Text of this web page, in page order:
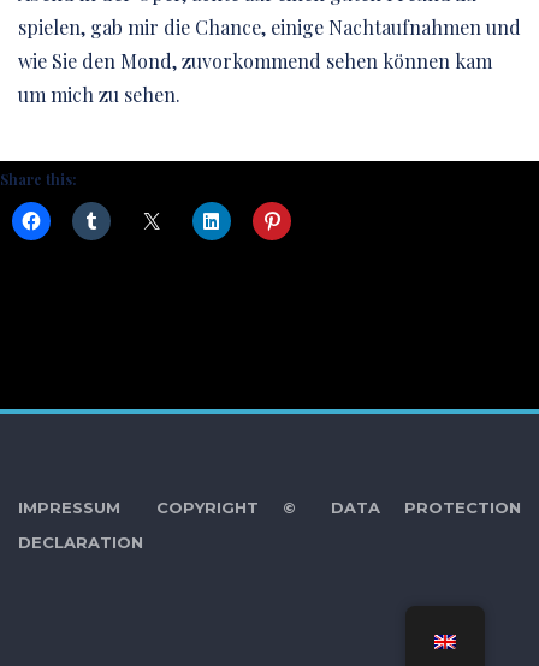
spielen, gab mir die Chance, einige Nachtaufnahmen und
wie Sie den Mond, zuvorkommend sehen können kam
um mich zu sehen.
Share this:
IMPRESSUM COPYRIGHT ©
DATA PROTECTION
DECLARATION